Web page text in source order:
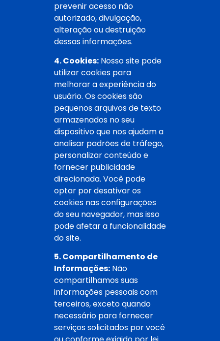
prevenir acesso não
autorizado, divulgação,
alteração ou destruição
dessas informações.
4. Cookies: Nosso site pode
utilizar cookies para
melhorar a experiência do
usuário. Os cookies são
pequenos arquivos de texto
armazenados no seu
dispositivo que nos ajudam a
analisar padrões de tráfego,
personalizar conteúdo e
fornecer publicidade
direcionada. Você pode
optar por desativar os
cookies nas configurações
do seu navegador, mas isso
pode afetar a funcionalidade
do site.
5. Compartilhamento de
Informações: Não
compartilhamos suas
informações pessoais com
terceiros, exceto quando
necessário para fornecer
serviços solicitados por você